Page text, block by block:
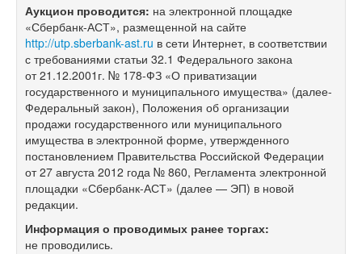
Аукцион проводится: на электронной площадке
«Сбербанк-АСТ», размещенной на сайте
http://utp.sberbank-ast.ru в сети Интернет, в соответствии
с требованиями статьи 32.1 Федерального закона
от 21.12.2001г. № 178-ФЗ «О приватизации
государственного и муниципального имущества» (далее-
Федеральный закон), Положения об организации
продажи государственного или муниципального
имущества в электронной форме, утвержденного
постановлением Правительства Российской Федерации
от 27 августа 2012 года № 860, Регламента электронной
площадки «Сбербанк-АСТ» (далее — ЭП) в новой
редакции.
Информация о проводимых ранее торгах:
не проводились.